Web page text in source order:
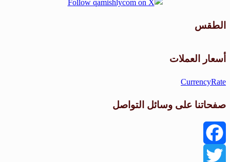
الطقس
أسعار العملات
CurrencyRate
صفحاتنا على وسائل التواصل
Facebook